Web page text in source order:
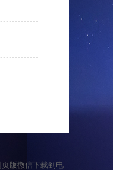
版微信下载到电